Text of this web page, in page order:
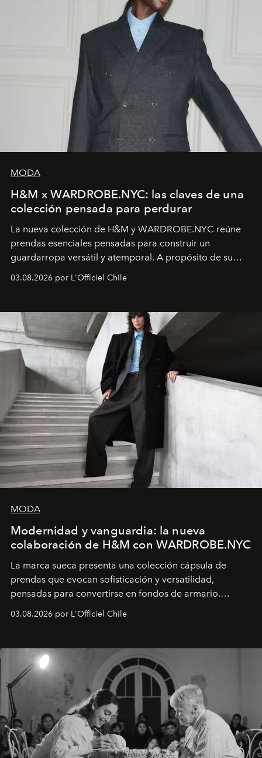
MODA
H&M x WARDROBE.NYC: las claves de una
colección pensada para perdurar
La nueva colección de H&M y WARDROBE.NYC reúne
prendas esenciales pensadas para construir un
guardarropa versátil y atemporal. A propósito de su
lanzamiento, los fundadores de la firma neoyorquina y
la asesora creativa y jefa de diseño global de la marca
y la filosofía detrás de la propuesta.
03.08.2026 por L'Officiel Chile
MODA
Modernidad y vanguardia: la nueva
colaboración de H&M con WARDROBE.NYC
La marca sueca presenta una colección cápsula de
prendas que evocan sofisticación y versatilidad,
pensadas para convertirse en fondos de armario.
Disponible en Chile desde el 6 de agosto.
03.08.2026 por L'Officiel Chile